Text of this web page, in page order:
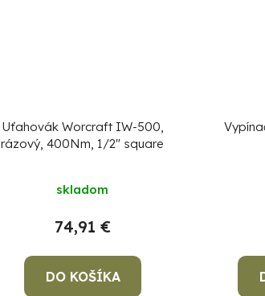
Uťahovák Worcraft IW-500,
rázový, 400Nm, 1/2" square
skladom
74,91 €
DO KOŠÍKA